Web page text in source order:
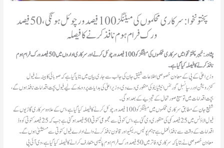
پختونخوا: سرکاری محکموں کی میٹنگز 100 فیصد ورچوئل ہونگی، 50 فیصد
ورک فرام ہوم نافذ کرنے کا فیصلہ
پشاور: خیبرپختونخوا میں سرکاری محکموں کی میٹنگز کو 100 فیصد ورچوئل کرنے اور سرکاری اداروں میں 50 فیصد ورک فرام ہوم
نافذکرنے کا فیصلہ کیا گیا ہے۔
وزیراعلیٰ کے پی کے معاون خصوصی اطلاعات شفیق جان کی جانب سے جاری بیان میں بتایا گیا ہےکہ صوبائی کابینہ نے فیول
کنزرویشن اور رسپانسبل گورننس انیشیایٹو کی منظوری دے دی، وزیراعلیٰ کی ہدایات پر دو ماہ کے لیے فیول بچت اقدامات نافذ ہوں گے،
بچت اقدامات میں توسیع صورتحال کے تجزیےکےبعد ہوگی۔
شفیع جان کے مطابق سرکاری محکموں میں میٹنگزکو 100فیصد ورچوئل کرنےکافیصلہ کیا گیا ہے، اس کے علاوہ سرکاری گاڑیوں کے
فیول الاؤنس میں25 فیصد کمی کی منظوری دی گئی ہے، اس کٹوتی سے مجموعی کٹوتی50 فیصد ہوگئی ہے جب کہ 25 فیصد کٹوتی کووڈ
اقدامات کے وقت سے نافذ العمل ہے تاہم پولیس، ریسکیو اورقانون نافذ کرنے والے ادارے فیول کٹوتی سے مستثنیٰ ہوں گے۔
معاون خصوصی نے بتایا کہ سرکاری دفاتر میں 50 فیصد ورک فرام ہوم پالیسی متعارف کرانےکا فیصلہ کیا گیا ہے، وی آئی پی